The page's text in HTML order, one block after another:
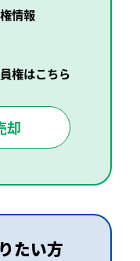
情報
権はこちら
却
たい方